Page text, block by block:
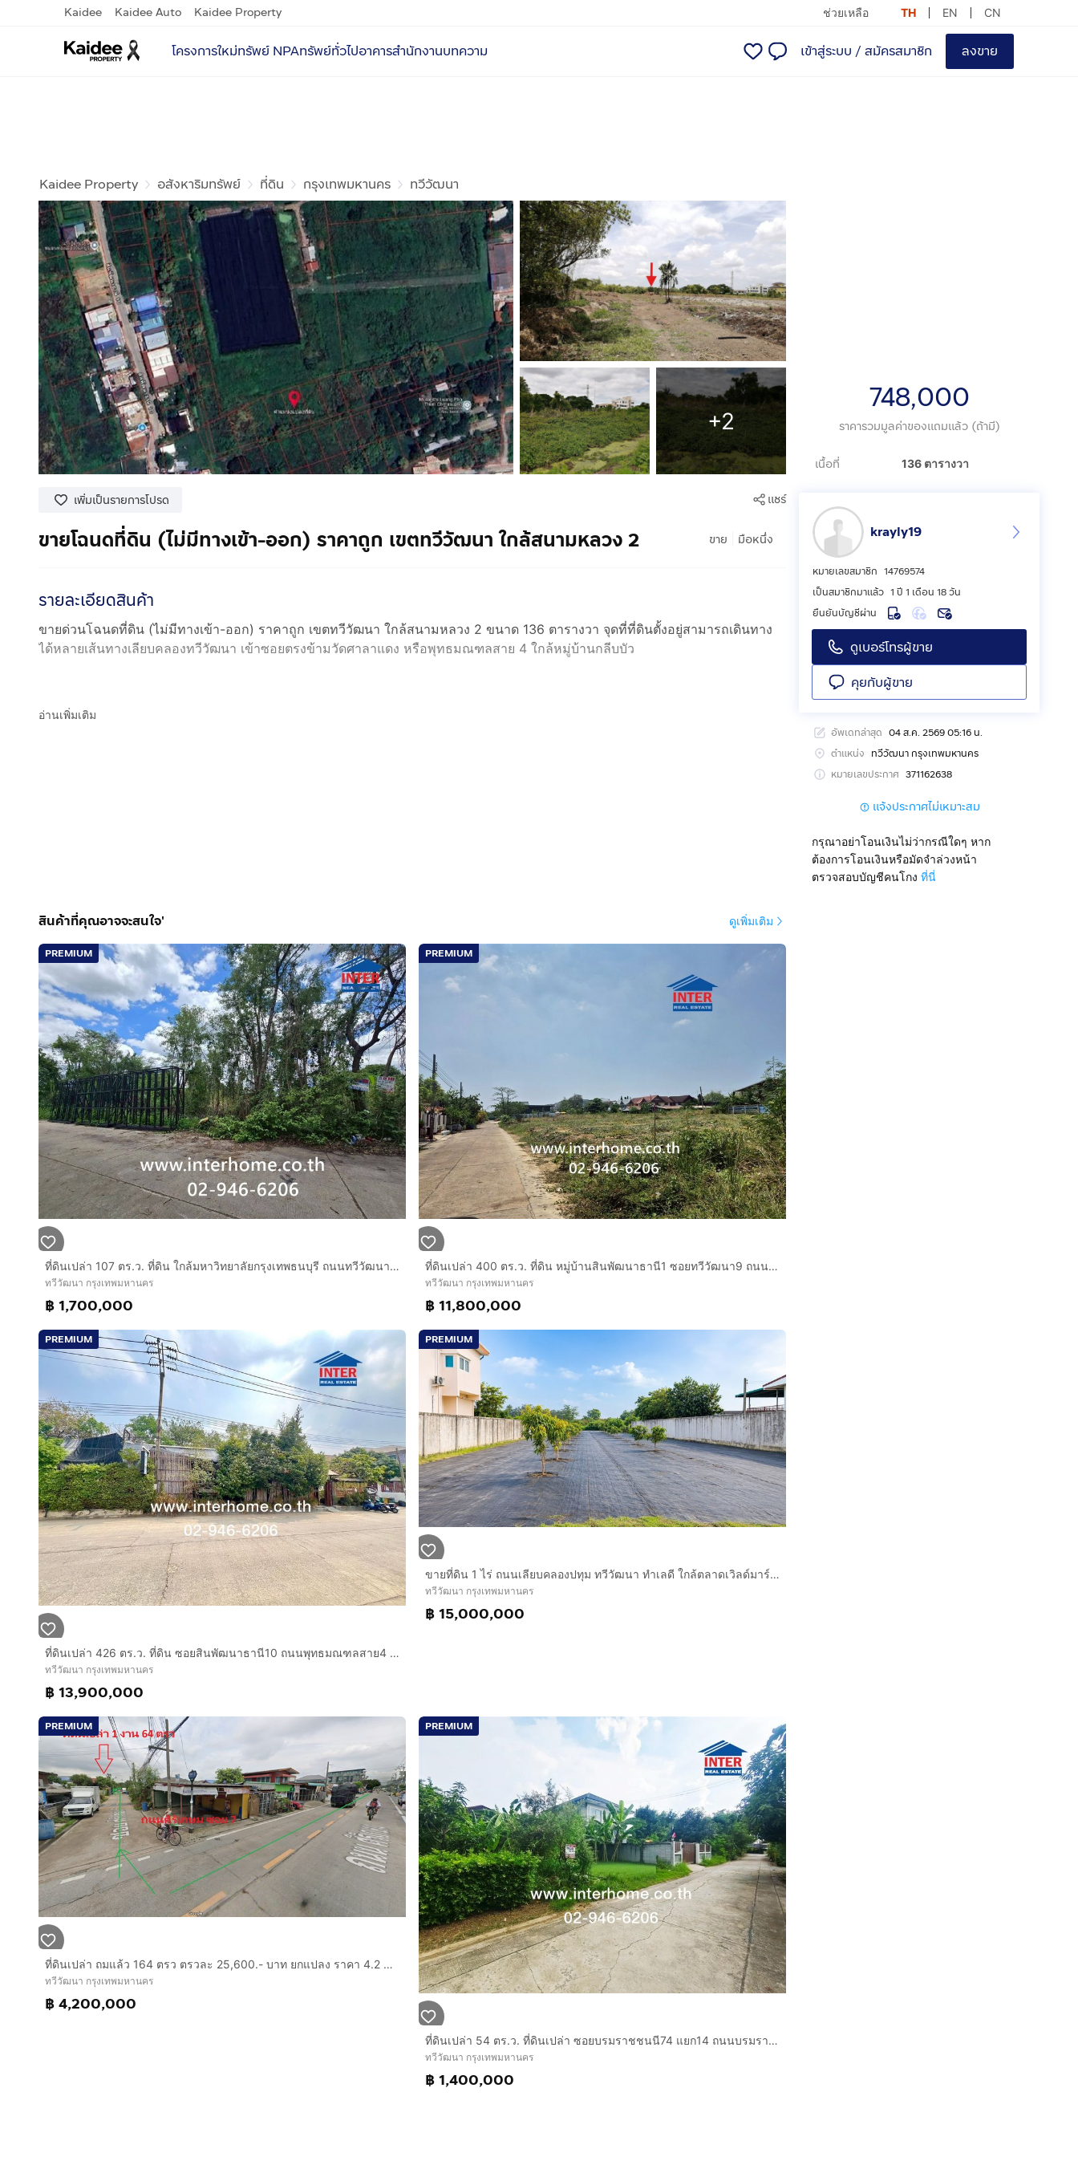
Kaidee Kaidee Auto Kaidee Property ช่วยเหลือ TH EN CN
โครงการใหม่ทรัพย์ NPAทรัพย์ทั่วไปอาคารสำนักงานบทความ เข้าสู่ระบบ / สมัครสมาชิก ลงขาย
Kaidee Property อสังหาริมทรัพย์ ที่ดิน กรุงเทพมหานคร ทวีวัฒนา
+2
เพิ่มเป็นรายการโปรด แชร์
ขาย มือหนึ่ง
ขายโฉนดที่ดิน (ไม่มีทางเข้า-ออก) ราคาถูก เขตทวีวัฒนา ใกล้สนามหลวง 2
รายละเอียดสินค้า
ขายด่วนโฉนดที่ดิน (ไม่มีทางเข้า-ออก) ราคาถูก เขตทวีวัฒนา ใกล้สนามหลวง 2 ขนาด 136 ตารางวา จุดที่ที่ดินตั้งอยู่สามารถเดินทาง
ได้หลายเส้นทางเลียบคลองทวีวัฒนา เข้าซอยตรงข้ามวัดศาลาแดง หรือพุทธมณฑลสาย 4 ใกล้หมู่บ้านกลีบบัว
อ่านเพิ่มเติม
748,000
ราคารวมมูลค่าของแถมแล้ว (ถ้ามี)
เนื้อที่ 136 ตารางวา
krayly19
หมายเลขสมาชิก 14769574
เป็นสมาชิกมาแล้ว 1 ปี 1 เดือน 18 วัน
ยืนยันบัญชีผ่าน
ดูเบอร์โทรผู้ขาย
คุยกับผู้ขาย
อัพเดทล่าสุด 04 ส.ค. 2569 05:16 น.
ตำแหน่ง ทวีวัฒนา กรุงเทพมหานคร
หมายเลขประกาศ 371162638
แจ้งประกาศไม่เหมาะสม
กรุณาอย่าโอนเงินไม่ว่ากรณีใดๆ หาก
ต้องการโอนเงินหรือมัดจำล่วงหน้า
ตรวจสอบบัญชีคนโกง ที่นี่
สินค้าที่คุณอาจจะสนใจ' ดูเพิ่มเติม
PREMIUM
ที่ดินเปล่า 107 ตร.ว. ที่ดิน ใกล้มหาวิทยาลัยกรุงเทพธนบุรี ถนนทวีวัฒนา ถนนเพชรเกษม ถนนบรมราชชนนี เขตทวีวัฒนา กรุงเทพมหานคร
ทวีวัฒนา กรุงเทพมหานคร
฿ 1,700,000
PREMIUM
ที่ดินเปล่า 400 ตร.ว. ที่ดิน หมู่บ้านสินพัฒนาธานี1 ซอยทวีวัฒนา9 ถนนทวีวัฒนา ถนนบรมราชชนนี เขตทวีวัฒนา กรุงเทพมหานคร
ทวีวัฒนา กรุงเทพมหานคร
฿ 11,800,000
PREMIUM
ที่ดินเปล่า 426 ตร.ว. ที่ดิน ซอยสินพัฒนาธานี10 ถนนพุทธมณฑลสาย4 ถนนเลียบคลองปทุม เขตทวีวัฒนา กรุงเทพมหานคร
ทวีวัฒนา กรุงเทพมหานคร
฿ 13,900,000
PREMIUM
ขายที่ดิน 1 ไร่ ถนนเลียบคลองปทุม ทวีวัฒนา ทำเลดี ใกล้ตลาดเวิลด์มาร์เก็ต
ทวีวัฒนา กรุงเทพมหานคร
฿ 15,000,000
PREMIUM
ที่ดินเปล่า ถมแล้ว 164 ตรว ตรวละ 25,600.- บาท ยกแปลง ราคา 4.2 ล้าน ซอย ศิริเกษม ซอย 7
ทวีวัฒนา กรุงเทพมหานคร
฿ 4,200,000
PREMIUM
ที่ดินเปล่า 54 ตร.ว. ที่ดินเปล่า ซอยบรมราชชนนี74 แยก14 ถนนบรมราชชนนี เขตทวีวัฒนา กรุงเทพมหานคร
ทวีวัฒนา กรุงเทพมหานคร
฿ 1,400,000